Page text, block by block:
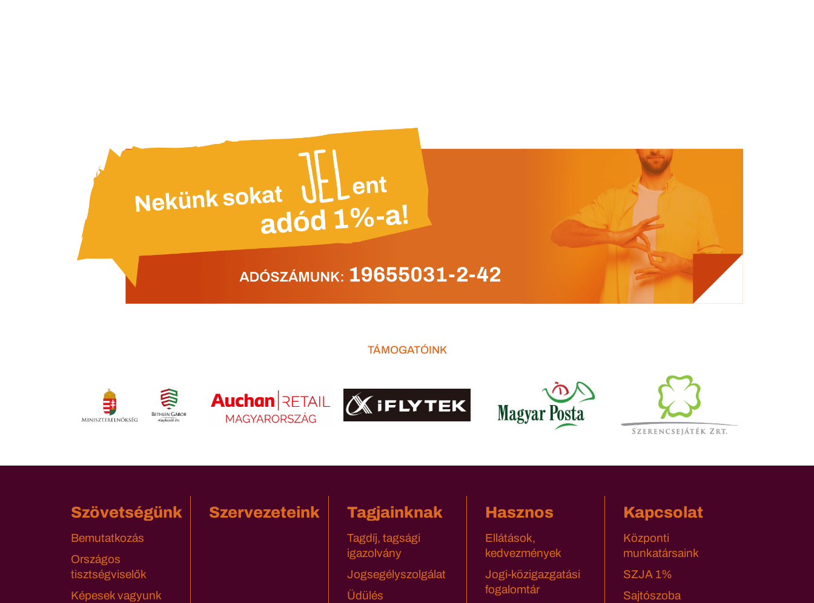
TÁMOGATÓINK
Szövetségünk
Bemutatkozás
Országos
tisztségviselők
Képesek vagyunk
Szervezeteink Tagjainknak
Tagdíj, tagsági
igazolvány
Jogsegélyszolgálat
Üdülés
Hasznos
Ellátások,
kedvezmények
Jogi-közigazgatási
fogalomtár
Kapcsolat
Központi
munkatársaink
SZJA 1%
Sajtószoba